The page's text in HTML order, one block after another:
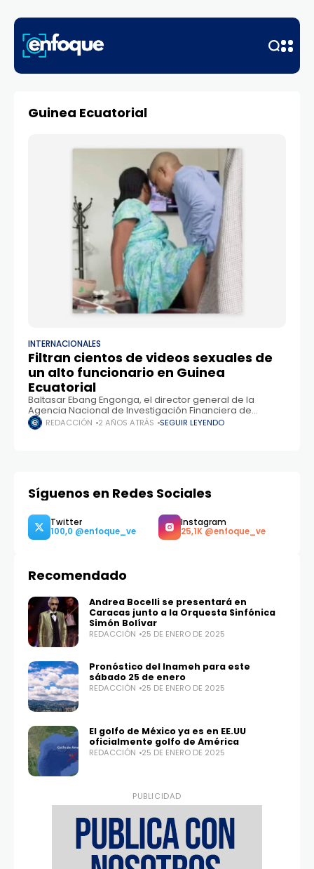
Guinea Ecuatorial
INTERNACIONALES
Filtran cientos de videos sexuales de
un alto funcionario en Guinea
Ecuatorial
Baltasar Ebang Engonga, el director general de la
Agencia Nacional de Investigación Financiera de
Guinea Ecuatorial, está envuelto en un gran escándalo
después de la filtración de al menos 300 videos
REDACCIÓN 2 AÑOS ATRÁS SEGUIR LEYENDO
Síguenos en Redes Sociales
Twitter
Recomendado
Andrea Bocelli se presentará en
Caracas junto a la Orquesta Sinfónica
Simón Bolívar
REDACCIÓN 25 DE ENERO DE 2025
Pronóstico del Inameh para este
sábado 25 de enero
REDACCIÓN 25 DE ENERO DE 2025
El golfo de México ya es en EE.UU
oficialmente golfo de América
REDACCIÓN 25 DE ENERO DE 2025
PUBLICIDAD